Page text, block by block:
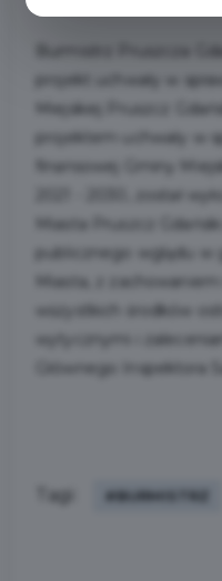
projektem uchwały w
publicznego wglądu w
Miasta, z
wytycznymi i
Głównego Inspektora
Tagi: #BURMISTRZ